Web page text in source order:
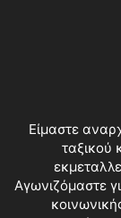
Είμαστε
ταξικού
Αγωνιζόμαστε